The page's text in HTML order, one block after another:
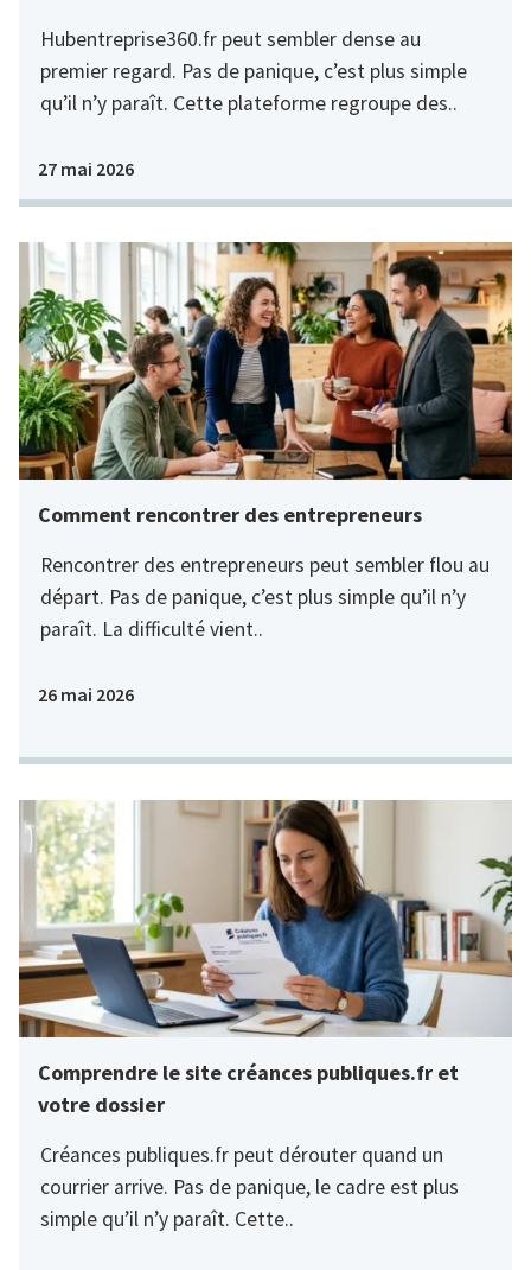
Hubentreprise360.fr peut sembler dense au
premier regard. Pas de panique, c’est plus simple
qu’il n’y paraît. Cette plateforme regroupe des..
27 mai 2026
Comment rencontrer des entrepreneurs
Rencontrer des entrepreneurs peut sembler flou au
départ. Pas de panique, c’est plus simple qu’il n’y
paraît. La difficulté vient..
26 mai 2026
Comprendre le site créances publiques.fr et
votre dossier
Créances publiques.fr peut dérouter quand un
courrier arrive. Pas de panique, le cadre est plus
simple qu’il n’y paraît. Cette..